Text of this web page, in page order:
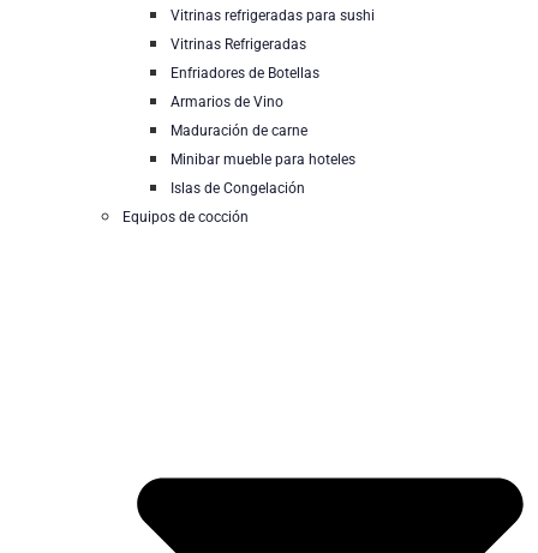
Vitrinas refrigeradas para sushi
Vitrinas Refrigeradas
Enfriadores de Botellas
Armarios de Vino
Maduración de carne
Minibar mueble para hoteles
Islas de Congelación
Equipos de cocción